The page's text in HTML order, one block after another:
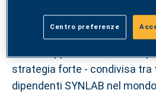
poliambulatori e centri
regioni italiane. Alla base di
strategia forte - condivisa tra
dipendenti SYNLAB nel
Centro preferenze